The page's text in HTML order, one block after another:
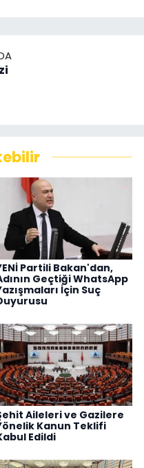
Partili Bakan'dan,
Geçtiği WhatsApp
İçin Suç
Aileleri ve Gazilere
Kanun Teklifi
Edildi